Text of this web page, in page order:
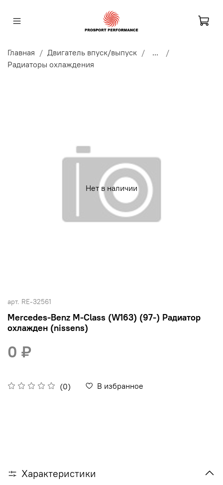
Главная Двигатель впуск/выпуск
...
Радиаторы охлаждения
Нет в наличии
арт. RE-32561
Mercedes-Benz M-Class (W163) (97-) Радиатор
охлажден (nissens)
(0) В избранное
0 ₽
Характеристики